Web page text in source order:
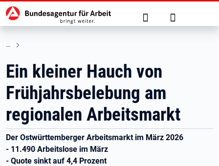
zu den Hauptinhalten springen
Hauptnavigation Suche Anmelden
Ein kleiner Hauch von
Frühjahrsbelebung am
regionalen Arbeitsmarkt
Der Ostwürttemberger Arbeitsmarkt im März 2026
- 11.490 Arbeitslose im März
- Quote sinkt auf 4,4 Prozent